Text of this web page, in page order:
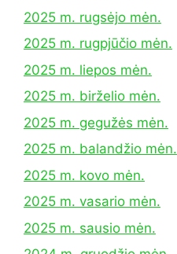
2025 m. rugsėjo mėn.
2025 m. rugpjūčio mėn.
2025 m. liepos mėn.
2025 m. birželio mėn.
2025 m. gegužės mėn.
2025 m. balandžio mėn.
2025 m. kovo mėn.
2025 m. vasario mėn.
2025 m. sausio mėn.